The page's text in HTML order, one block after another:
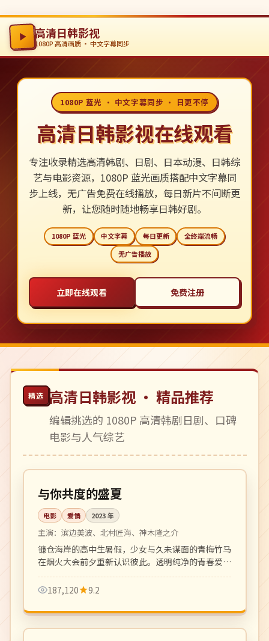
高清日韩影视
1080P 高清画质 · 中文字幕同步
1080P 蓝光 · 中文字幕同步 · 日更不停
高清日韩影视在线观看
专注收录精选高清韩剧、日剧、日本动漫、日韩综
艺与电影资源，1080P 蓝光画质搭配中文字幕同
步上线，无广告免费在线播放，每日新片不间断更
新，让您随时随地畅享日韩好剧。
1080P 蓝光 中文字幕 每日更新
全终端流畅
无广告播放
立即在线观看 免费注册
精选 高清日韩影视 · 精品推荐
编辑挑选的 1080P 高清韩剧日剧、口碑
电影与人气综艺
日本
院线
与你共度的盛夏
电影 爱情 2023年
主演： 滨边美波、北村匠海、神木隆之介
镰仓海岸的高中生暑假，少女与久未谋面的青梅竹马
在烟火大会前夕重新认识彼此。透明纯净的青春爱情
之作。
187,120
9.2
4K 全 4 集